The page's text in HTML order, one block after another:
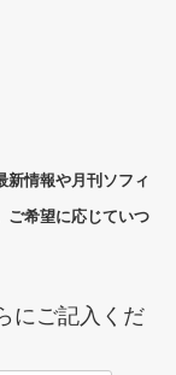
情報や月刊ソフィ
ご希望に応じていつ
にご記入くだ